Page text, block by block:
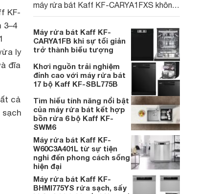
KF-
3–4
ly
đĩa
cả
sạch
máy rửa bát Kaff KF-CARYA1FXS không
chỉ làm tròn nhiệm vụ dọn dẹp mà còn góp
phần xây dựng một không gian bếp sang
trọng. Cùng Websosanh.vn đi tìm hiểu
những tính năng nổi bật của sản phẩm này
Máy rửa bát Kaff KF-
CARYA1FB khi sự tối giản
trở thành biểu tượng
Khơi nguồn trải nghiệm
đỉnh cao với máy rửa bát
17 bộ Kaff KF-SBL775B
Tìm hiểu tính năng nổi bật
của máy rửa bát kết hợp
bồn rửa 6 bộ Kaff KF-
SWM6
Máy rửa bát Kaff KF-
W60C3A401L từ sự tiện
nghi đến phong cách sống
hiện đại
Máy rửa bát Kaff KF-
BHMI775YS rửa sạch, sấy